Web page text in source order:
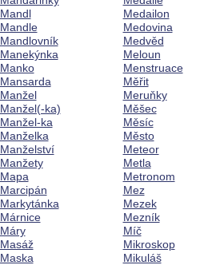
Mandl
Mandle
Mandlovník
Manekýnka
Manko
Mansarda
Manžel
Manžel(-ka)
Manžel-ka
Manželka
Manželství
Manžety
Mapa
Marcipán
Markytánka
Márnice
Máry
Masáž
Maska
Medailon
Medovina
Medvěd
Meloun
Menstruace
Měřit
Meruňky
Měšec
Měsíc
Město
Meteor
Metla
Metronom
Mez
Mezek
Mezník
Míč
Mikroskop
Mikuláš